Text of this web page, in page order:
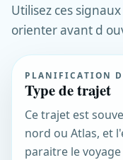
Utilisez ces
orienter avant d
PLANIFICATION
Type de trajet
Ce trajet est
nord ou Atlas, et
paraitre le